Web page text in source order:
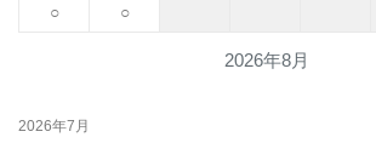
2026年8月
○ ○
2026年7月